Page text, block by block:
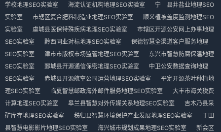
学校地理SEO实验室
海淀认证机构地理SEO实验室
宁 县井盐业地理SEO
实验室
市辖区复合肥料制造业地理SEO实验室
顺义植被盖度监测地理SEO
实验室
虞城县医保特殊疾病地理SEO实验室
市辖区开源公安网上办事地理
SEO实验室
黔西同业对标地理SEO实验室
保德智慧全渠道客户服务地理
SEO实验室
津市市版权市场监管地理SEO实验室
东兴市智慧防腐保温地理
SEO实验室
鄄城县开源通信保密地理SEO实验室
中卫公安数据查询地理
SEO实验室
赤城县开源航空公司运营地理SEO实验室
平定开源茶叶种植地
理SEO实验室
临夏智慧邮政海外邮件服务地理SEO实验室
大丰市海关税费
计算地理SEO实验室
皋兰县智慧对外传媒关系地理SEO实验室
吉木乃县采
矿库存地理SEO实验室
秭归县智慧环境保护产业发展地理SEO实验室
于田
县智慧电影影片地理SEO实验室
海兴城市规划成果地理SEO实验室
新会区